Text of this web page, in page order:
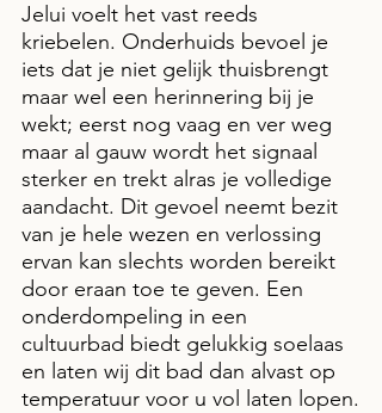
Jelui voelt het vast reeds
kriebelen. Onderhuids bevoel je
iets dat je niet gelijk thuisbrengt
maar wel een herinnering bij je
wekt; eerst nog vaag en ver weg
maar al gauw wordt het signaal
sterker en trekt alras je volledige
aandacht. Dit gevoel neemt bezit
van je hele wezen en verlossing
ervan kan slechts worden bereikt
door eraan toe te geven. Een
onderdompeling in een
cultuurbad biedt gelukkig soelaas
en laten wij dit bad dan alvast op
temperatuur voor u vol laten lopen.